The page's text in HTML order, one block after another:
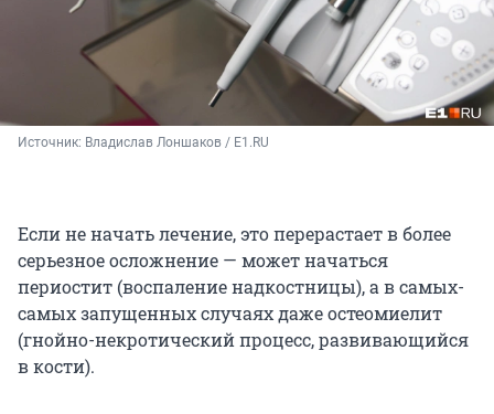
Источник: Владислав Лоншаков / E1.RU
Если не начать лечение, это перерастает в более
серьезное осложнение — может начаться
периостит (воспаление надкостницы), а в самых-
самых запущенных случаях даже остеомиелит
(гнойно-некротический процесс, развивающийся
в кости).